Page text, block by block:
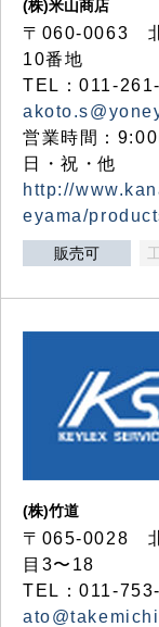
(株)米山商店
〒060-0063 北
10番地
TEL：011-
営業時間：
日・祝・他
http://
eyama/
販売可
(株)竹道
〒065-0028 北
目3〜18
TEL：011-